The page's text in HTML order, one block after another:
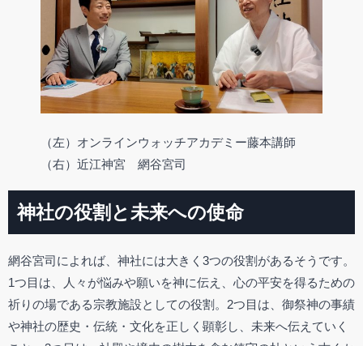
（左）オンラインウォッチアカデミー藤本講師
（右）近江神宮 網谷宮司
神社の役割と未来への使命
網谷宮司によれば、神社には大きく3つの役割があるそうです。
1つ目は、人々が悩みや願いを神に伝え、心の平安を得るための
祈りの場である宗教施設としての役割。2つ目は、御祭神の事績
や神社の歴史・伝統・文化を正しく顕彰し、未来へ伝えていく